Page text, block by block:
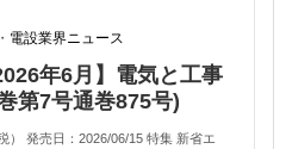
・ 電設業界ニュース
年6月】電気と工事
第7号通巻875号)
） 発売日：2026/06/15 特集 新省エ